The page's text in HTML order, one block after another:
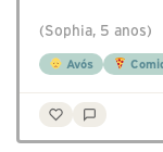
(Sophia, 5 anos)
Avós